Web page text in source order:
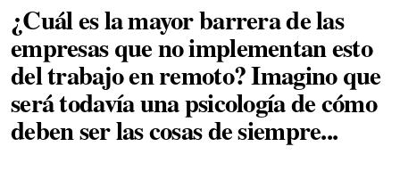
¿Cuál es la mayor barrera de las
empresas que no implementan esto
del trabajo en remoto? Imagino que
será todavía una psicología de cómo
deben ser las cosas de siempre...